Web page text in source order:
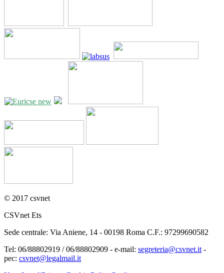
© 2017 csvnet
CSVnet Ets
Sede centrale: Via Aniene, 14 - 00198 Roma C.F.: 97299690582
Tel: 06/88802919 / 06/88802909 - e-mail: segreteria@csvnet.it -
pec: csvnet@legalmail.it